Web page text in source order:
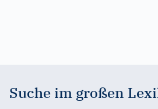
Suche im großen